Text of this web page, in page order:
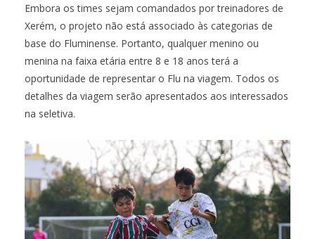
Embora os times sejam comandados por treinadores de
Xerém, o projeto não está associado às categorias de
base do Fluminense. Portanto, qualquer menino ou
menina na faixa etária entre 8 e 18 anos terá a
oportunidade de representar o Flu na viagem. Todos os
detalhes da viagem serão apresentados aos interessados
na seletiva.